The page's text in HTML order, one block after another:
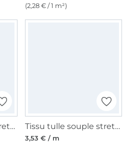
(2,28 € / 1 m²)
Tissu tulle souple stretch, jaune Tissu tulle souple stretch, rose clair
3,53 € / m